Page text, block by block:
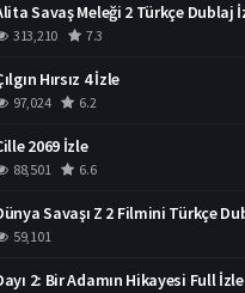
313,210 7.3
Hırsız 4 İzle
97,024 6.2
2069 İzle
88,501 6.6
59,101
2: Bir Adamın Hikayesi Full İzle